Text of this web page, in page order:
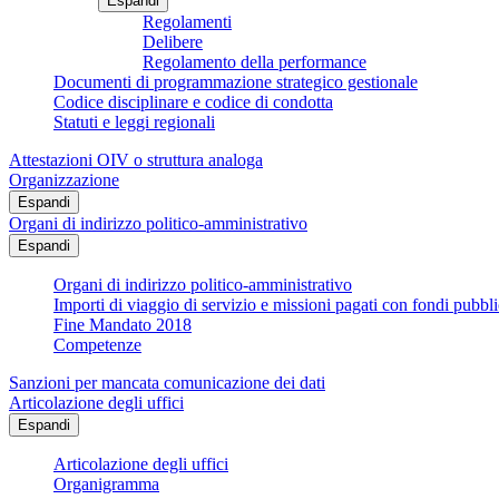
Regolamenti
Delibere
Regolamento della performance
Documenti di programmazione strategico gestionale
Codice disciplinare e codice di condotta
Statuti e leggi regionali
Attestazioni OIV o struttura analoga
Organizzazione
Espandi
Organi di indirizzo politico-amministrativo
Espandi
Organi di indirizzo politico-amministrativo
Importi di viaggio di servizio e missioni pagati con fondi
Fine Mandato 2018
Competenze
Sanzioni per mancata comunicazione dei dati
Articolazione degli uffici
Espandi
Articolazione degli uffici
Organigramma